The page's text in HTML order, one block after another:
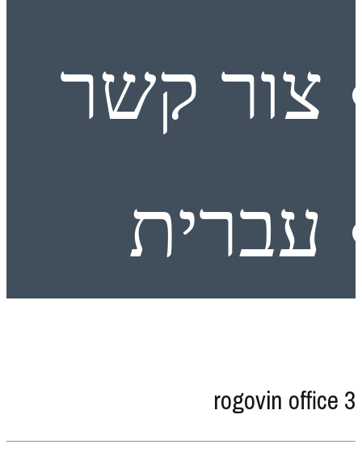
צור קשר
עברית
rogovin office 3